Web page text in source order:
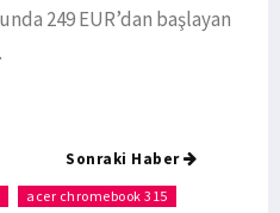
249 EUR’dan başlayan
Sonraki Haber
acer chromebook 315